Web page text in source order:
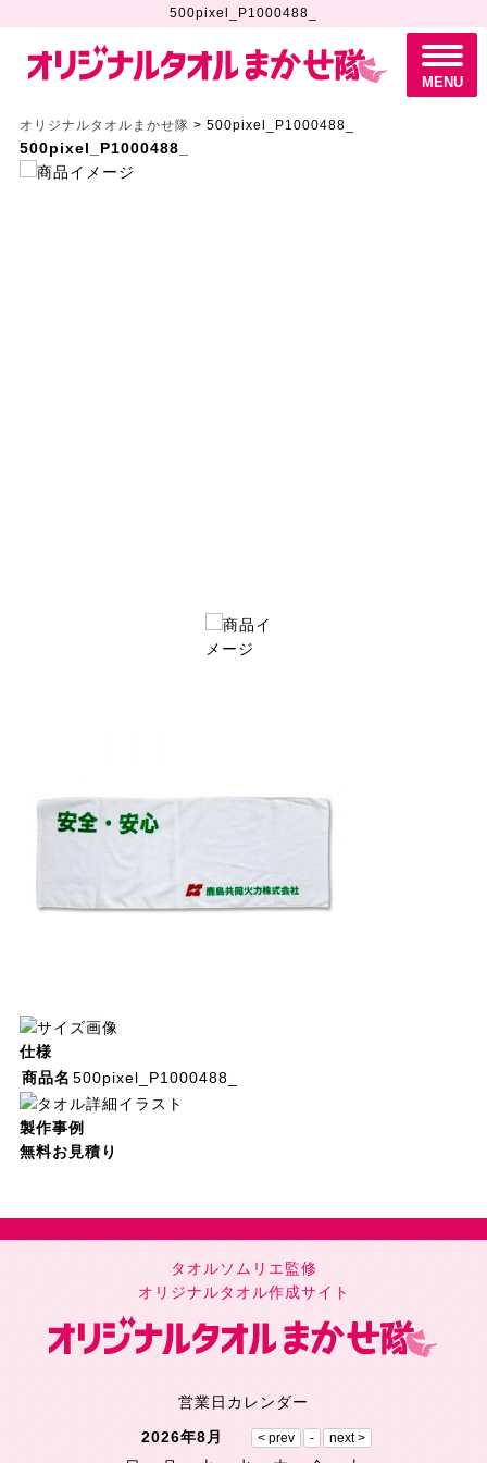
500pixel_P1000488_
M
E
N
U
MENU
オリジナルタオルまかせ隊 > 500pixel_P1000488_
500pixel_P1000488_
仕様
商品名 500pixel_P1000488_
製作事例
無料お見積り
タオルソムリエ監修
オリジナルタオル作成サイト
営業日カレンダー
2026年8月